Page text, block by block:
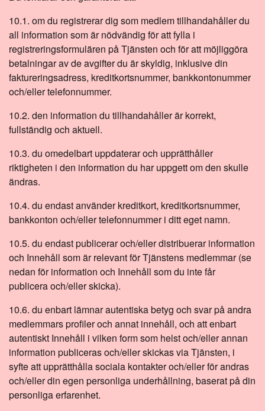
10.1. om du registrerar dig som medlem tillhandahåller du
all information som är nödvändig för att fylla i
registreringsformulären på Tjänsten och för att möjliggöra
betalningar av de avgifter du är skyldig, inklusive din
faktureringsadress, kreditkortsnummer, bankkontonummer
och/eller telefonnummer.
10.2. den information du tillhandahåller är korrekt,
fullständig och aktuell.
10.3. du omedelbart uppdaterar och upprätthåller
riktigheten i den information du har uppgett om den skulle
ändras.
10.4. du endast använder kreditkort, kreditkortsnummer,
bankkonton och/eller telefonnummer i ditt eget namn.
10.5. du endast publicerar och/eller distribuerar information
och Innehåll som är relevant för Tjänstens medlemmar (se
nedan för information och Innehåll som du inte får
publicera och/eller skicka).
10.6. du enbart lämnar autentiska betyg och svar på andra
medlemmars profiler och annat innehåll, och att enbart
autentiskt Innehåll i vilken form som helst och/eller annan
information publiceras och/eller skickas via Tjänsten, i
syfte att upprätthålla sociala kontakter och/eller för andras
och/eller din egen personliga underhållning, baserat på din
personliga erfarenhet.